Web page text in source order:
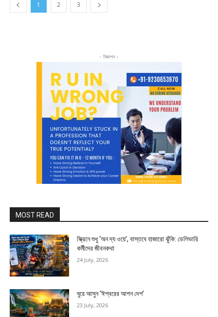
1 2 3
- বিজ্ঞাপন -
MOST READ
স্ক্রিনে শুধু ‘অন দ্য ওয়ে’, বাস্তবে হাজারো ঝুঁকি: ডেলিভারি
কর্মীদের জীবনকথা
24 July, 2026
ঘুরে আসুন ‘ঈশ্বরের আপন দেশ’
23 July, 2026